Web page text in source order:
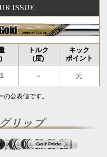
ISSUE
－ 元
公表値です。
リップ